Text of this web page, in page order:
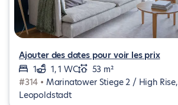
Ajouter des dates pour voir les prix
1
1, 1 WC
53 m²
#314 • Marinatower Stiege 2 / High Rise, Wehlistraße 291,
Leopoldstadt